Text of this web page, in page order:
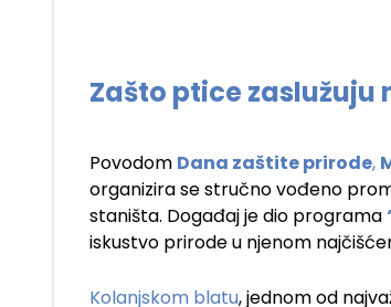
Zašto ptice zaslužuju
Povodom Dana zaštite prirode,
organizira se stručno vođeno
staništa. Događaj je dio programa
iskustvo prirode u njenom
Kolanjskom blatu, jednom od